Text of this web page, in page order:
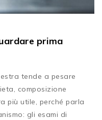
prima
tende a pesare
composizione
più utile, perché parla
gli esami di